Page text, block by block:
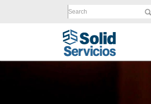
Search